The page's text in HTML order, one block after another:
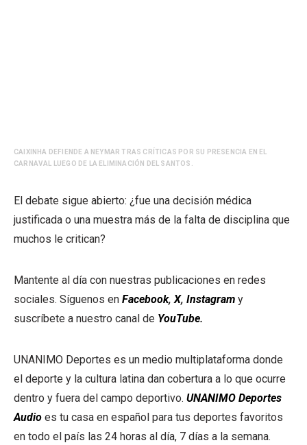
CAIXINHA DEFIENDE A NEYMAR TRAS CRÍTICAS POR SU PRESENCIA EN EL
CARNAVAL LUEGO DE LA ELIMINACIÓN DEL SANTOS.
El debate sigue abierto: ¿fue una decisión médica
justificada o una muestra más de la falta de disciplina que
muchos le critican?
Mantente al día con nuestras publicaciones en redes
sociales. Síguenos en Facebook,X, Instagram y
suscríbete a nuestro canal de YouTube.
UNANIMO Deportes es un medio multiplataforma donde
el deporte y la cultura latina dan cobertura a lo que ocurre
dentro y fuera del campo deportivo. UNANIMO Deportes
Audio es tu casa en español para tus deportes favoritos
en todo el país las 24 horas al día, 7 días a la semana.